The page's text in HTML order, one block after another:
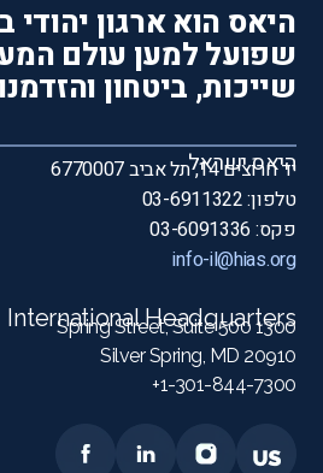
היאס הוא ארגון יהודי
שפועל למען עולם
שייכות, ביטחון
היאס ישראל
יד חרוצים 14, תל אביב 6770007
טלפון: 03-6911322
פקס: 03-6091336
info-il@hias.org
International Headquarters
1300 Spring Street, Suite 500
Silver Spring, MD 20910
1-301-844-7300+